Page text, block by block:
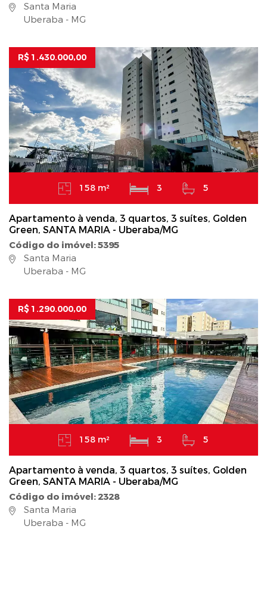
Santa Maria
Uberaba - MG
R$ 1.430.000,00
158 m² 3 5
Apartamento à venda, 3 quartos, 3 suítes, Golden
Green, SANTA MARIA - Uberaba/MG
Código do imóvel: 5395
Santa Maria
Uberaba - MG
R$ 1.290.000,00
158 m² 3 5
Apartamento à venda, 3 quartos, 3 suítes, Golden
Green, SANTA MARIA - Uberaba/MG
Código do imóvel: 2328
Santa Maria
Uberaba - MG